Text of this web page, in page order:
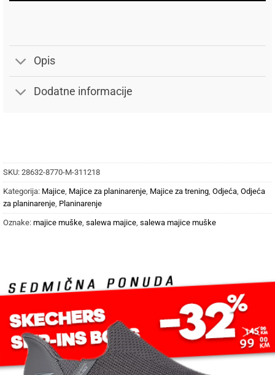
Opis
Dodatne informacije
SKU: 28632-8770-M-311218
Kategorija: Majice Majice za planinarenje Majice za trening Odjeća Odjeća
za planinarenje Planinarenje
Oznake: majice muške salewa majice salewa majice muške